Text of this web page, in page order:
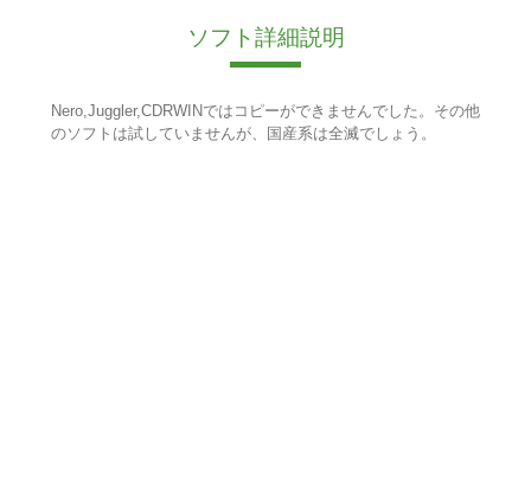
ソフト詳細説明
Nero,Juggler,CDRWINではコピーができませんでした。その他
のソフトは試していませんが、国産系は全滅でしょう。